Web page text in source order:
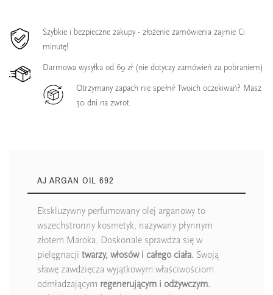
Szybkie i bezpieczne zakupy - złożenie zamówienia zajmie Ci
minutę!
Darmowa wysyłka od 69 zł (nie dotyczy zamówień za pobraniem)
Otrzymany zapach nie spełnił Twoich oczekiwań? Masz
30 dni na zwrot.
AJ ARGAN OIL 692
Ekskluzywny perfumowany olej arganowy to
wszechstronny kosmetyk, nazywany płynnym
złotem Maroka. Doskonale sprawdza się w
pielęgnacji twarzy, włosów i całego ciała. Swoją
sławę zawdzięcza wyjątkowym właściwościom
odmładzającym regenerującym i odżywczym.